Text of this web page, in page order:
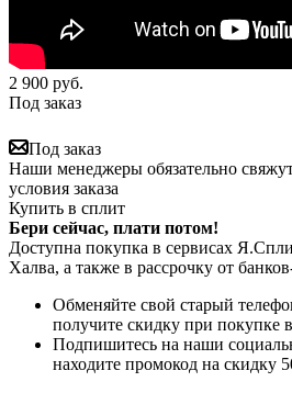
2 900 руб.
Под заказ
Под заказ
Наши менеджеры обязательно
условия заказа
Купить в сплит
Бери сейчас, плати потом!
Доступна покупка в сервисах
Халва, а также в рассрочку от
Обменяйте свой старый
получите скидку при покупке
Подпишитесь на наши
находите промокод на скидку